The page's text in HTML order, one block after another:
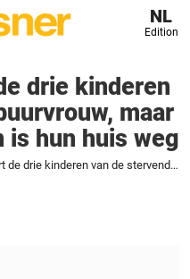
NL
Edition
drie kinderen
maar
is hun huis weg
Koppel adopteert de drie kinderen van de stervende buurvrouw, maar als ze thuis komen is hun huis weg